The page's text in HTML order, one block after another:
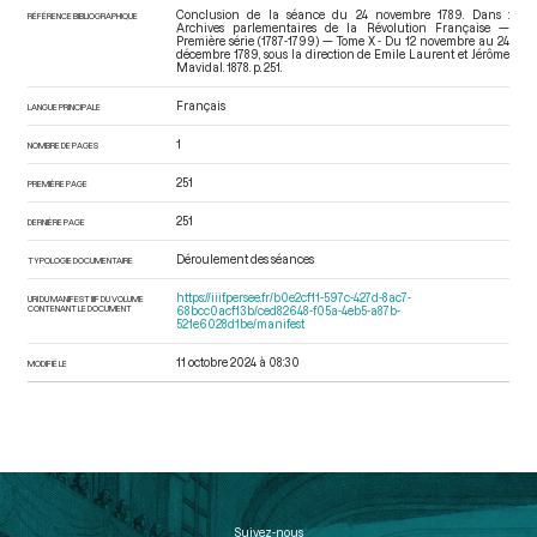
RÉFÉRENCE BIBLIOGRAPHIQUE
Conclusion de la séance du 24 novembre 1789. Dans :
Archives parlementaires de la Révolution Française —
Première série (1787-1799) — Tome X - Du 12 novembre au 24
décembre 1789 , sous la direction de Emile Laurent et Jérôme
Mavidal. 1878. p. 251.
LANGUE PRINCIPALE Français
NOMBRE DE PAGES 1
PREMIÈRE PAGE 251
DERNIÈRE PAGE 251
TYPOLOGIE DOCUMENTAIRE Déroulement des séances
URI DU MANIFEST IIIF DU VOLUME
CONTENANT LE DOCUMENT
https://iiif.persee.fr/b0e2cf11-597c-427d-8ac7-
68bcc0acf13b/ced82648-f05a-4eb5-a87b-
521e6028d1be/manifest
MODIFIÉ LE 11 octobre 2024 à 08:30
Suivez-nous